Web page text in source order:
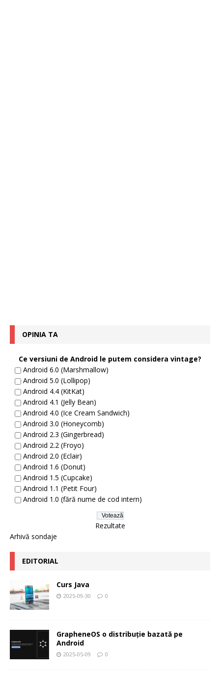
OPINIA TA
Ce versiuni de Android le putem considera vintage?
Android 6.0 (Marshmallow)
Android 5.0 (Lollipop)
Android 4.4 (KitKat)
Android 4.1 (Jelly Bean)
Android 4.0 (Ice Cream Sandwich)
Android 3.0 (Honeycomb)
Android 2.3 (Gingerbread)
Android 2.2 (Froyo)
Android 2.0 (Eclair)
Android 1.6 (Donut)
Android 1.5 (Cupcake)
Android 1.1 (Petit Four)
Android 1.0 (fără nume de cod intern)
Rezultate
Arhivă sondaje
EDITORIAL
Curs Java
2025-09-30 0
GrapheneOS o distribuție bazată pe
Android
2025-05-09 0